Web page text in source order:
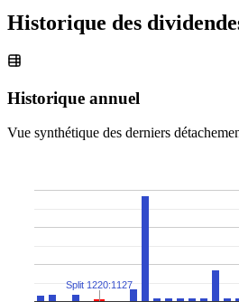
Historique des
Historique annuel
Vue synthétique des derniers
Split 1220:1127